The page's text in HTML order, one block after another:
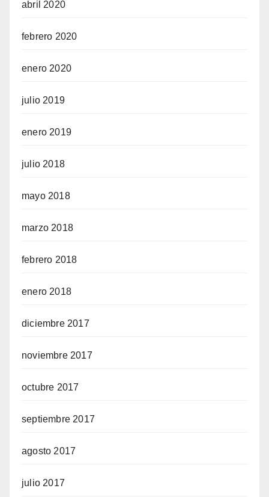
abril 2020
febrero 2020
enero 2020
julio 2019
enero 2019
julio 2018
mayo 2018
marzo 2018
febrero 2018
enero 2018
diciembre 2017
noviembre 2017
octubre 2017
septiembre 2017
agosto 2017
julio 2017